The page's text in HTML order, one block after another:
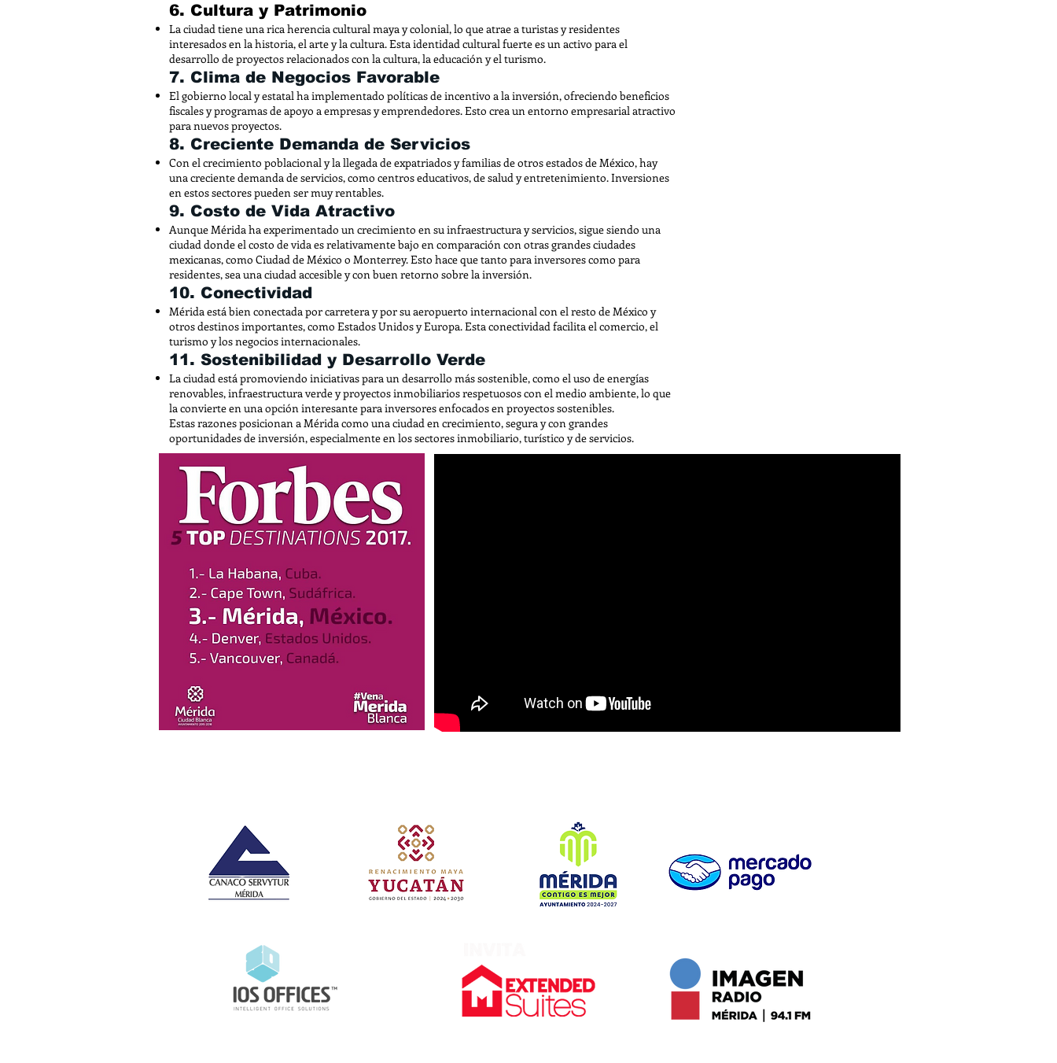
6. Cultura y Patrimonio
La ciudad tiene una rica herencia cultural maya y colonial, lo que atrae a turistas y residentes
interesados en la historia, el arte y la cultura. Esta identidad cultural fuerte es un activo para el
desarrollo de proyectos relacionados con la cultura, la educación y el turismo.
7. Clima de Negocios Favorable
El gobierno local y estatal ha implementado políticas de incentivo a la inversión, ofreciendo beneficios
fiscales y programas de apoyo a empresas y emprendedores. Esto crea un entorno empresarial atractivo
para nuevos proyectos.
8. Creciente Demanda de Servicios
Con el crecimiento poblacional y la llegada de expatriados y familias de otros estados de México, hay
una creciente demanda de servicios, como centros educativos, de salud y entretenimiento. Inversiones
en estos sectores pueden ser muy rentables.
9. Costo de Vida Atractivo
Aunque Mérida ha experimentado un crecimiento en su infraestructura y servicios, sigue siendo una
ciudad donde el costo de vida es relativamente bajo en comparación con otras grandes ciudades
mexicanas, como Ciudad de México o Monterrey. Esto hace que tanto para inversores como para
residentes, sea una ciudad accesible y con buen retorno sobre la inversión.
10. Conectividad
Mérida está bien conectada por carretera y por su aeropuerto internacional con el resto de México y
otros destinos importantes, como Estados Unidos y Europa. Esta conectividad facilita el comercio, el
turismo y los negocios internacionales.
11. Sostenibilidad y Desarrollo Verde
La ciudad está promoviendo iniciativas para un desarrollo más sostenible, como el uso de energías
renovables, infraestructura verde y proyectos inmobiliarios respetuosos con el medio ambiente, lo que
la convierte en una opción interesante para inversores enfocados en proyectos sostenibles.
Estas razones posicionan a Mérida como una ciudad en crecimiento, segura y con grandes
oportunidades de inversión, especialmente en los sectores inmobiliario, turístico y de servicios.